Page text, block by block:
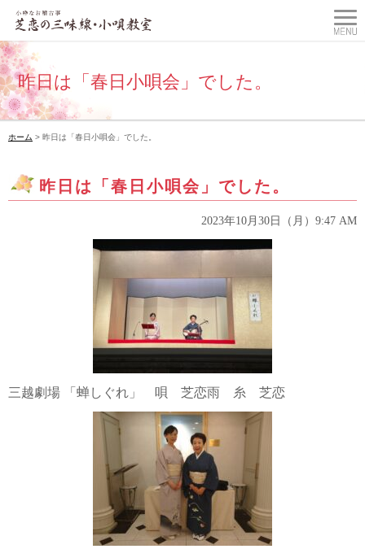
昨日は「春日小唄会」でした。
ホーム > 昨日は「春日小唄会」でした。
昨日は「春日小唄会」でした。
2023年10月30日（月）9:47 AM
三越劇場 「蝉しぐれ」 唄 芝恋雨 糸 芝恋